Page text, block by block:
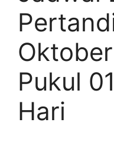
Pukul
Hari